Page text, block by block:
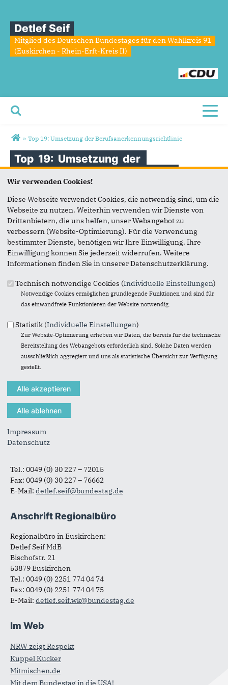
Detlef Seif
Mitglied des Deutschen Bundestages für den Wahlkreis 91
(Euskirchen - Rhein-Erft-Kreis II)
Sie sind hier
» Top 19: Umsetzung der Berufsanerkennungsrichtlinie
Top 19: Umsetzung der
Berufsanerkennungsrichtlinie
23.03.2017
Quelle: Deutscher Bundestag
Empfehlen Sie uns!
Suchformular
Suche
Fußbereich
Anschrift Bundestag
Detlef Seif MdB
Tel.: 0049 (0) 30 227 – 72015
Fax: 0049 (0) 30 227 – 76662
E-Mail: detlef.seif@bundestag.de
Anschrift Regionalbüro
Regionalbüro in Euskirchen:
Detlef Seif MdB
Bischofstr. 21
53879 Euskirchen
Tel.: 0049 (0) 2251 774 04 74
Fax: 0049 (0) 2251 774 04 75
E-Mail: detlef.seif.wk@bundestag.de
Im Web
NRW zeigt Respekt
Kuppel Kucker
Mitmischen.de
Mit dem Bundestag in die USA!
Wir verwenden Cookies!
Diese Webseite verwendet Cookies, die notwendig sind, um die
Webseite zu nutzen. Weiterhin verwenden wir Dienste von
Drittanbietern, die uns helfen, unser Webangebot zu
verbessern (Website-Optimierung). Für die Verwendung
bestimmter Dienste, benötigen wir Ihre Einwilligung. Ihre
Einwilligung können Sie jederzeit widerrufen. Weitere
Informationen finden Sie in unserer Datenschutzerklärung.
Technisch notwendige Cookies (Individuelle Einstellungen)
Notwendige Cookies ermöglichen grundlegende Funktionen und sind für
das einwandfreie Funktionieren der Website notwendig.
Statistik (Individuelle Einstellungen)
Zur Website-Optimierung erheben wir Daten, die bereits für die technische
Bereitstellung des Webangebots erforderlich sind. Solche Daten werden
ausschließlich aggregiert und uns als statistische Übersicht zur Verfügung
gestellt.
Impressum
Datenschutz